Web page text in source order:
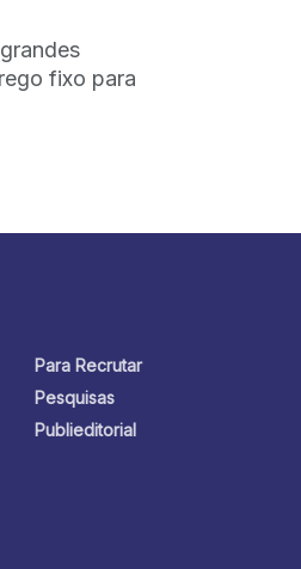
fixo para
Para Recrutar
Pesquisas
Publieditorial